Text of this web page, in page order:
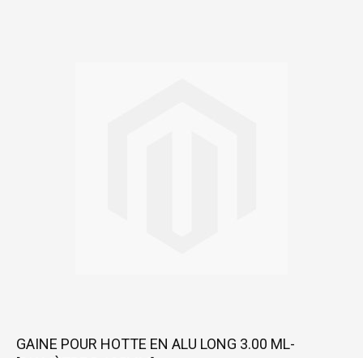
Skip
GAINE POUR HOTTE EN ALU LONG 3.00 ML-